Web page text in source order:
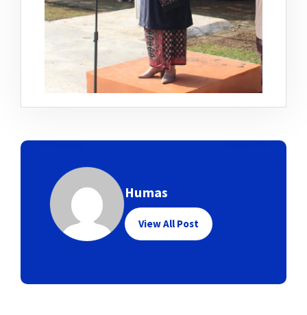
Humas
View All Post